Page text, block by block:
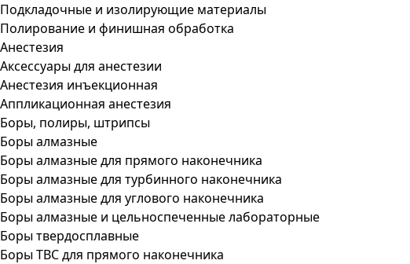
Подкладочные и изолирующие материалы
Полирование и финишная обработка
Анестезия
Аксессуары для анестезии
Анестезия инъекционная
Аппликационная анестезия
Боры, полиры, штрипсы
Боры алмазные
Боры алмазные для прямого наконечника
Боры алмазные для турбинного наконечника
Боры алмазные для углового наконечника
Боры алмазные и цельноспеченные лабораторные
Боры твердосплавные
Боры ТВС для прямого наконечника